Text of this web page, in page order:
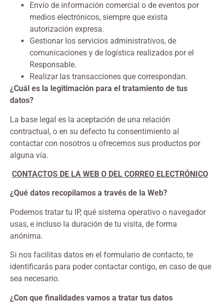
Envío de información comercial o de eventos por
medios electrónicos, siempre que exista
autorización expresa.
Gestionar los servicios administrativos, de
comunicaciones y de logística realizados por el
Responsable.
Realizar las transacciones que correspondan.
¿Cuál es la legitimación para el tratamiento de tus
datos?
La base legal es la aceptación de una relación
contractual, o en su defecto tu consentimiento al
contactar con nosotros u ofrecernos sus productos por
alguna vía.
CONTACTOS DE LA WEB O DEL CORREO ELECTRÓNICO
¿Qué datos recopilamos a través de la Web?
Podemos tratar tu IP, qué sistema operativo o navegador
usas, e incluso la duración de tu visita, de forma
anónima.
Si nos facilitas datos en el formulario de contacto, te
identificarás para poder contactar contigo, en caso de que
sea necesario.
¿Con que finalidades vamos a tratar tus datos